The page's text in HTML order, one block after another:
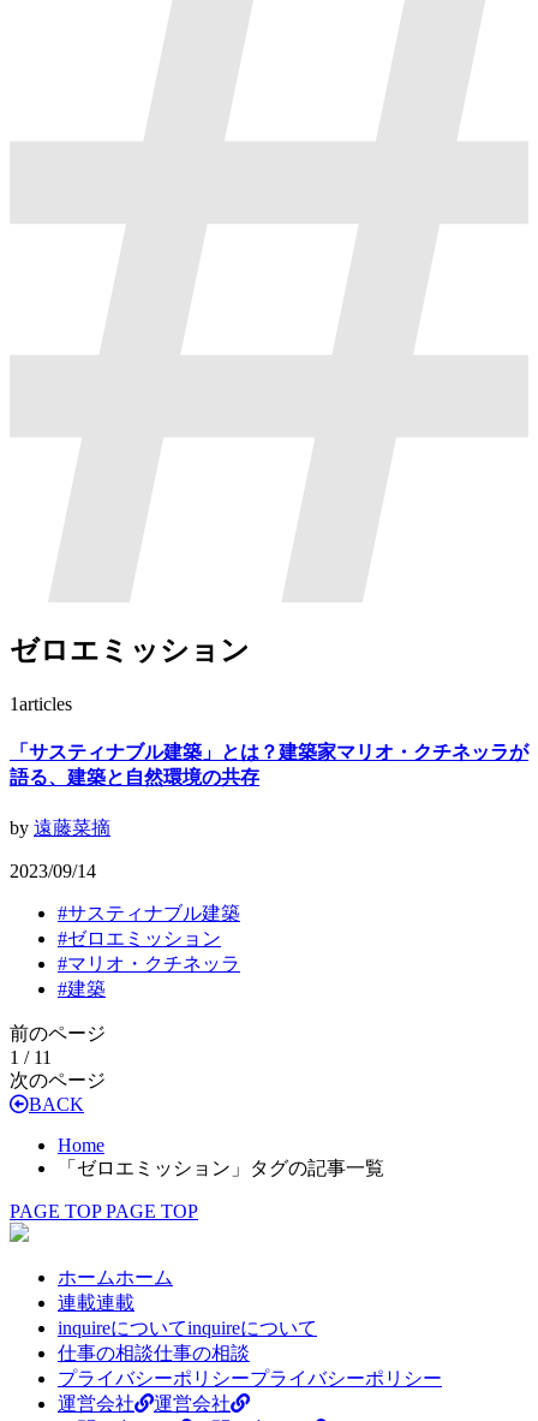
ゼロエミッション
1articles
「サスティナブル建築」とは？建築家マリオ・クチネッラが
語る、建築と自然環境の共存
by 遠藤菜摘
2023/09/14
#サスティナブル建築
#ゼロエミッション
#マリオ・クチネッラ
#建築
前のページ
1 / 11
次のページ
BACK
Home
「ゼロエミッション」タグの記事一覧
PAGE TOP PAGE TOP
ホームホーム
連載連載
inquireについてinquireについて
仕事の相談仕事の相談
プライバシーポリシープライバシーポリシー
運営会社
運営会社